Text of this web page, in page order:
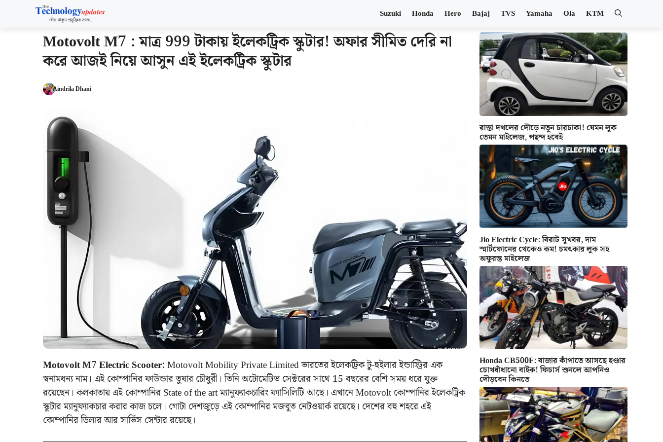
Suzuki Honda Hero Bajaj TVS Yamaha Ola KTM
Motovolt M7 : মাত্র 999 টাকায় ইলেকট্রিক স্কুটার! অফার সীমিত দেরি না
করে আজই নিয়ে আসুন এই ইলেকট্রিক স্কুটার
Aindrila Dhani
Motovolt M7 Electric Scooter:Motovolt Mobility Private Limited ভারতের ইলেকট্রিক টু-হুইলার ইন্ডাস্ট্রির এক
স্বনামধন্য নাম। এই কোম্পানির ফাউন্ডার তুষার চৌধুরী। তিনি অটোমেটিভ সেক্টরের সাথে 15 বছরের বেশি সময় ধরে যুক্ত
রয়েছেন। কলকাতায় এই কোম্পানির State of the art ম্যানুফ্যাকচারিং ফ্যাসিলিটি আছে। এখানে Motovolt কোম্পানির ইলেকট্রিক
স্কুটার ম্যানুফ্যাকচার করার কাজ চলে। গোটা দেশজুড়ে এই কোম্পানির মজবুত নেটওয়ার্ক রয়েছে। দেশের বহু শহরে এই
কোম্পানির ডিলার আর সার্ভিস সেন্টার রয়েছে।
রাস্তা দখলের দৌড়ে নতুন চারচাকা! যেমন লুক
তেমন মাইলেজ, পছন্দ হবেই
Jio Electric Cycle: বিরাট সুখবর, দাম
স্মার্টফোনের থেকেও কম! চমৎকার লুক সহ
অফুরন্ত মাইলেজ
Honda CB500F: বাজার কাঁপাতে আসছে হণ্ডার
চোখধাঁধানো বাইক! ফিচার্স শুনলে আপনিও
দৌড়বেন কিনতে